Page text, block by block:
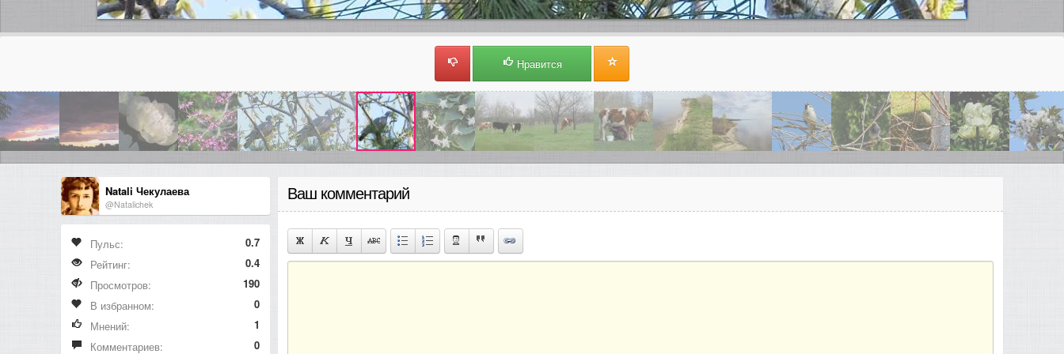
Нравится
Natali Чекулаева
@Natalichek
Пульс:
0.7
Рейтинг:
0.4
Просмотров:
190
В избранном:
0
Мнений:
1
Комментариев:
0
Ваш комментарий